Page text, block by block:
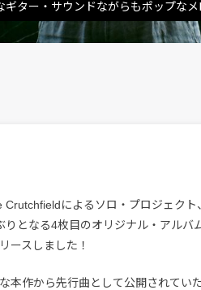
ター・サウンドながらもポップなメ
Crutchfieldによるソロ・プロジェク
りとなる4枚目のオリジナル・アルバ
ースしました！
本作から先行曲として公開されてい